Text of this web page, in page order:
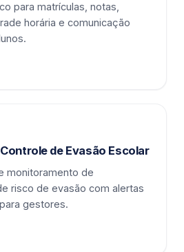
para matrículas, notas,
horária e comunicação
de Evasão Escolar
monitoramento de
risco de evasão com alertas
gestores.